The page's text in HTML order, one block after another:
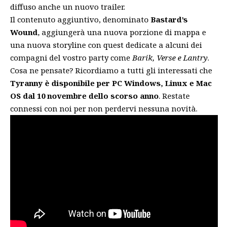
diffuso anche un nuovo trailer.
Il contenuto aggiuntivo, denominato Bastard’s
Wound, aggiungerà una nuova porzione di mappa e
una nuova storyline con quest dedicate a alcuni dei
compagni del vostro party comeBarik, Verse e Lantry.
Cosa ne pensate? Ricordiamo a tutti gli interessati che
Tyranny è disponibile per PC Windows, Linux e Mac
OS dal 10 novembre dello scorso anno. Restate
connessi con noi per non perdervi nessuna novità.